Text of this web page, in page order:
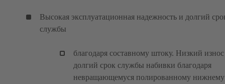
Высокая эксплуатационная надежность и долгий
службы
благодаря составному штоку. Низкий
долгий срок службы набивки благодаря
невращающемуся полированному нижнему